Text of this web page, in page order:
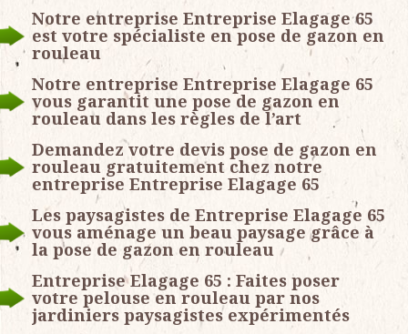
Notre entreprise Entreprise Elagage 65
est votre spécialiste en pose de gazon en
rouleau
Notre entreprise Entreprise Elagage 65
vous garantit une pose de gazon en
rouleau dans les règles de l’art
Demandez votre devis pose de gazon en
rouleau gratuitement chez notre
entreprise Entreprise Elagage 65
Les paysagistes de Entreprise Elagage 65
vous aménage un beau paysage grâce à
la pose de gazon en rouleau
Entreprise Elagage 65 : Faites poser
votre pelouse en rouleau par nos
jardiniers paysagistes expérimentés